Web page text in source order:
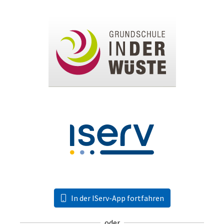
In der IServ-App fortfahren